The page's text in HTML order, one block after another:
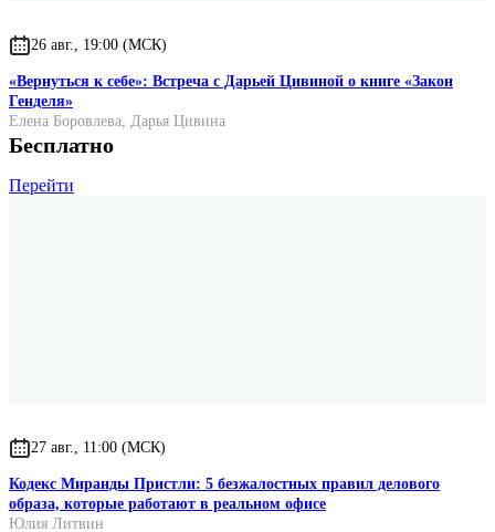
26 авг., 19:00 (МСК)
«Вернуться к себе»: Встреча с Дарьей Цивиной о книге «Закон
Генделя»
Елена Боровлева, Дарья Цивина
Бесплатно
Перейти
27 авг., 11:00 (МСК)
Кодекс Миранды Пристли: 5 безжалостных правил делового
образа, которые работают в реальном офисе
Юлия Литвин